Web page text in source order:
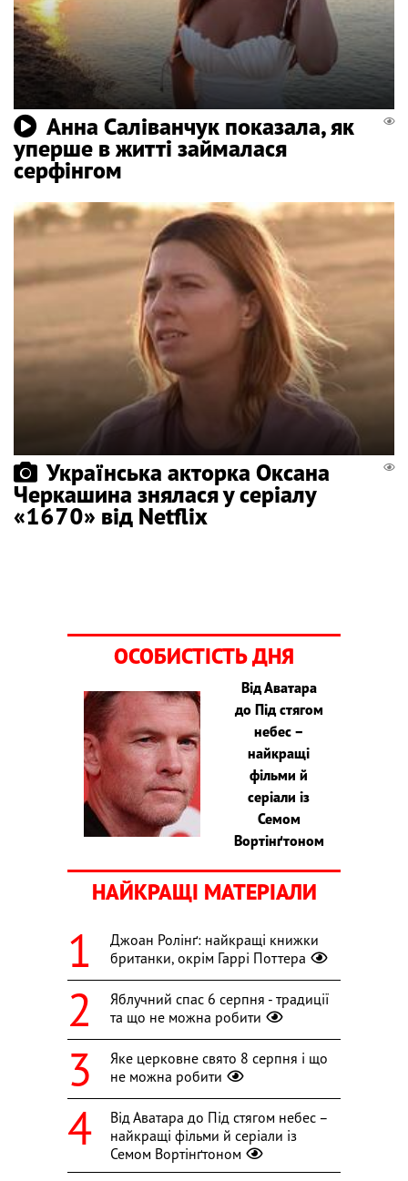
Анна Саліванчук показала, як
уперше в житті займалася
серфінгом
Українська акторка Оксана
Черкашина знялася у серіалу
«1670» від Netflix
ОСОБИСТІСТЬ ДНЯ
Від Аватара
до Під стягом
небес –
найкращі
фільми й
серіали із
Семом
Вортінґтоном
НАЙКРАЩІ МАТЕРІАЛИ
Джоан Ролінґ: найкращі книжки
британки, окрім Гаррі Поттера
Яблучний спас 6 серпня - традиції
та що не можна робити
Яке церковне свято 8 серпня і що
не можна робити
Від Аватара до Під стягом небес –
найкращі фільми й серіали із
Семом Вортінґтоном